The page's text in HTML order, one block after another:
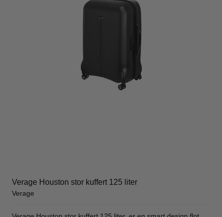
Verage Houston stor kuffert 125 liter
Verage